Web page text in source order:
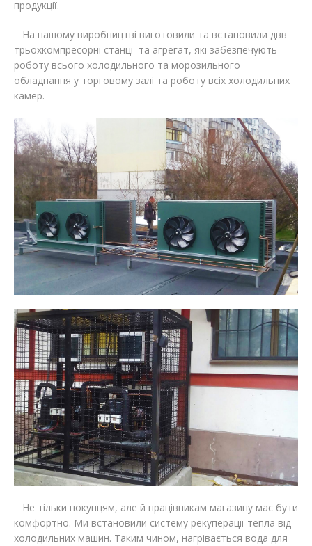
продукції.
На нашому виробництві виготовили та встановили двв
трьохкомпресорні станції та агрегат, які забезпечують
роботу всього холодильного та морозильного
обладнання у торговому залі та роботу всіх холодильних
камер.
Не тільки покупцям, але й працівникам магазину має бути
комфортно. Ми встановили систему рекуперації тепла від
холодильних машин. Таким чином, нагрівається вода для